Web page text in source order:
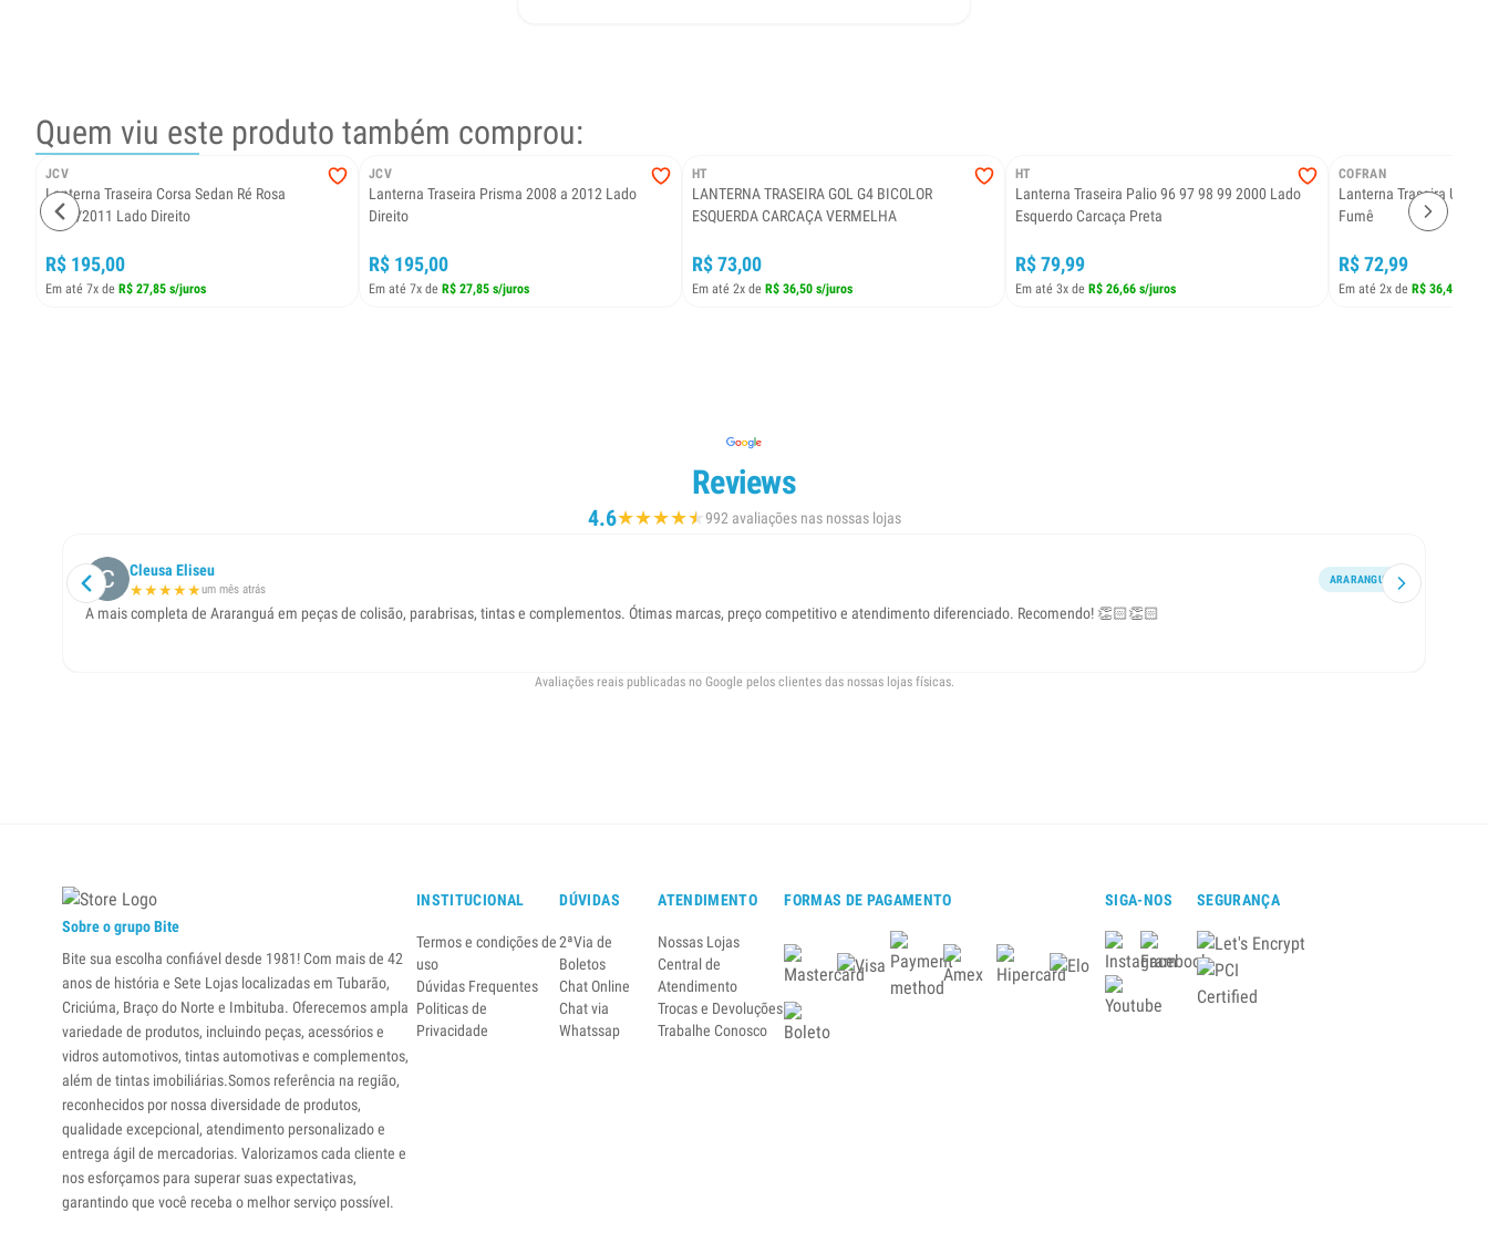
Quem viu este produto também comprou:
JCV
Lanterna Traseira Corsa Sedan Ré Rosa
2003/2011 Lado Direito
R$ 195,00
Em até 7x de R$ 27,85 s/juros
JCV
Lanterna Traseira Prisma 2008 a 2012 Lado
Direito
R$ 195,00
Em até 7x de R$ 27,85 s/juros
HT
LANTERNA TRASEIRA GOL G4 BICOLOR
ESQUERDA CARCAÇA VERMELHA
R$ 73,00
Em até 2x de R$ 36,50 s/juros
HT
Lanterna Traseira Palio 96 97 98 99 2000 Lado
Esquerdo Carcaça Preta
R$ 79,99
Em até 3x de R$ 26,66 s/juros
COFRAN
Lanterna Traseira Uno
Fumê
R$ 72,99
Em até 2x de R$ 36,49 s/
Reviews
4.6★★★★★
★992 avaliações nas nossas lojas
Cleusa Eliseu
★★★★★um mês atrás
ARARANGUÁ
A mais completa de Araranguá em peças de colisão, parabrisas, tintas e complementos. Ótimas marcas, preço competitivo e atendimento diferenciado. Recomendo! 👏🏻👏🏻
Avaliações reais publicadas no Google pelos clientes das nossas lojas físicas.
Sobre o grupo Bite
Bite sua escolha confiável desde 1981! Com mais de 42
anos de história e Sete Lojas localizadas em Tubarão,
Criciúma, Braço do Norte e Imbituba. Oferecemos ampla
variedade de produtos, incluindo peças, acessórios e
vidros automotivos, tintas automotivas e complementos,
além de tintas imobiliárias.Somos referência na região,
reconhecidos por nossa diversidade de produtos,
qualidade excepcional, atendimento personalizado e
entrega ágil de mercadorias. Valorizamos cada cliente e
nos esforçamos para superar suas expectativas,
garantindo que você receba o melhor serviço possível.
INSTITUCIONAL
Termos e condições de
uso
Dúvidas Frequentes
Politicas de
Privacidade
DÚVIDAS
2ªVia de
Boletos
Chat Online
Chat via
Whatssap
ATENDIMENTO
Nossas Lojas
Central de
Atendimento
Trocas e Devoluções
Trabalhe Conosco
FORMAS DE PAGAMENTO SIGA-NOS SEGURANÇA